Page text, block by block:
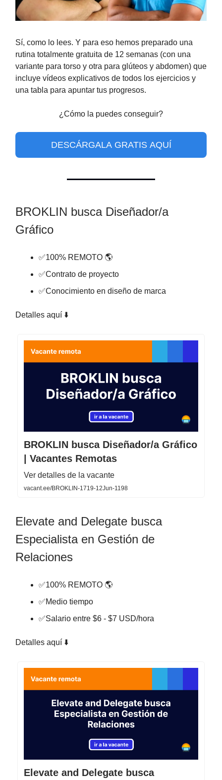
Sí, como lo lees. Y para eso hemos preparado una
rutina totalmente gratuita de 12 semanas (con una
variante para torso y otra para glúteos y abdomen) que
incluye vídeos explicativos de todos los ejercicios y
una tabla para apuntar tus progresos.
¿Cómo la puedes conseguir?
DESCÁRGALA GRATIS AQUÍ
BROKLIN busca Diseñador/a
Gráfico
✅100% REMOTO 🌎
✅Contrato de proyecto
✅Conocimiento en diseño de marca
Detalles aquí ⬇️
BROKLIN busca Diseñador/a Gráfico
| Vacantes Remotas
Ver detalles de la vacante
vacant.ee/BROKLIN-1719-12Jun-1198
Elevate and Delegate busca
Especialista en Gestión de
Relaciones
✅100% REMOTO 🌎
✅Medio tiempo
✅Salario entre $6 - $7 USD/hora
Detalles aquí ⬇️
Elevate and Delegate busca